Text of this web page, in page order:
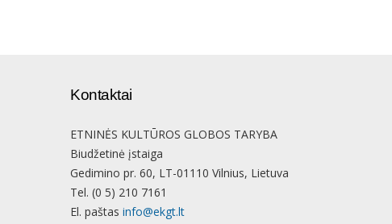
Kontaktai
ETNINĖS KULTŪROS GLOBOS TARYBA
Biudžetinė įstaiga
Gedimino pr. 60, LT-01110 Vilnius, Lietuva
Tel. (0 5) 210 7161
El. paštas info@ekgt.lt